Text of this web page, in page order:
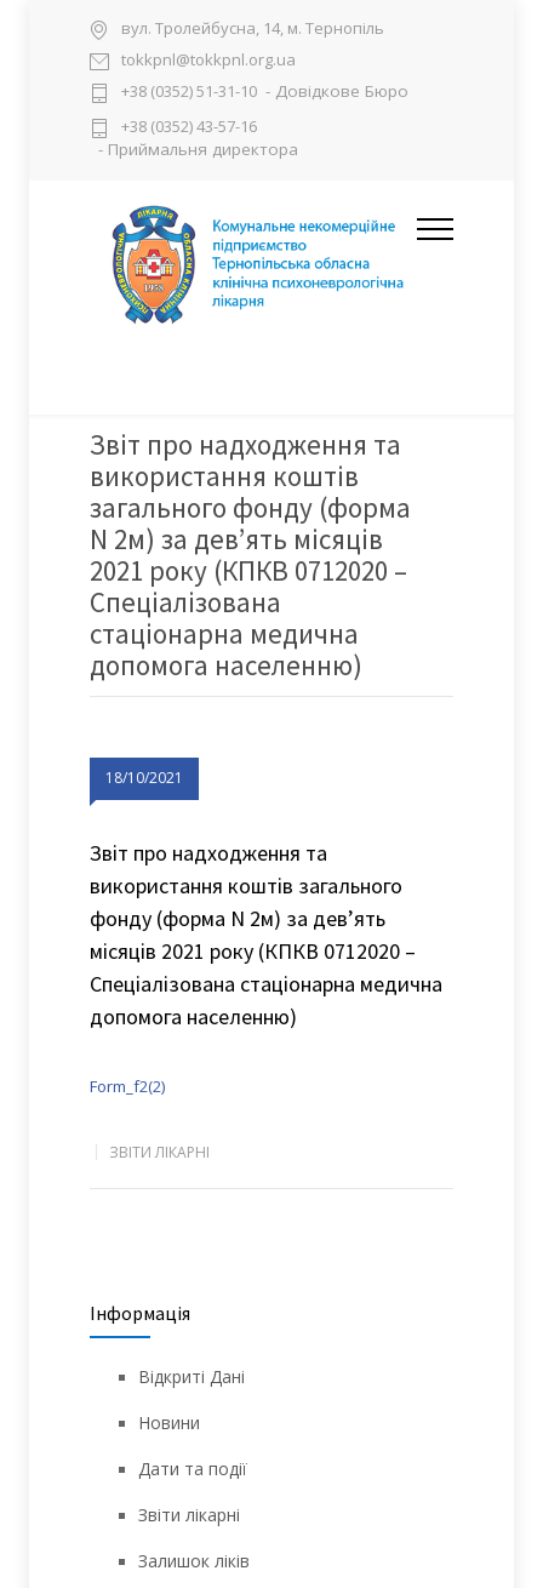
вул. Тролейбусна, 14, м. Тернопіль
tokkpnl@tokkpnl.org.ua
+38 (0352) 51-31-10 - Довідкове Бюро
+38 (0352) 43-57-16
- Приймальня директора
Звіт про надходження та
використання коштів
загального фонду (форма
N 2м) за дев’ять місяців
2021 року (КПКВ 0712020 –
Спеціалізована
стаціонарна медична
допомога населенню)
18/10/2021
Звіт про надходження та
використання коштів загального
фонду (форма N 2м) за дев’ять
місяців 2021 року (КПКВ 0712020 –
Спеціалізована стаціонарна медична
допомога населенню)
Form_f2(2)
ЗВІТИ ЛІКАРНІ
Інформація
Відкриті Дані
Новини
Дати та події
Звіти лікарні
Залишок ліків